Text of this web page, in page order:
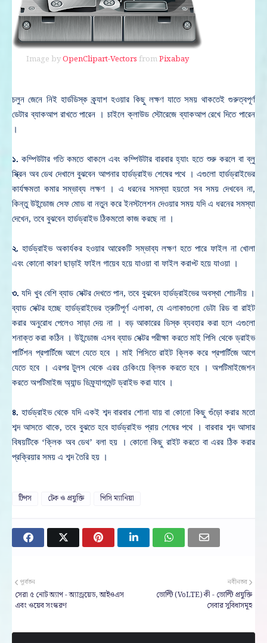
Image byOpenClipart-Vectors fromPixabay
চলুন জেনে নিই হার্ডডিস্ক ক্র্যাশ হওয়ার কিছু লক্ষণ যাতে সময় থাকতেই গুরুত্বপূর্ণ
ডেটার ব্যাকআপ রাখতে পারেন । চাইলে ক্লাউড স্টোরেজে ব্যাকআপ রেখে দিতে পারেন
।
১.কম্পিউটার গতি কমতে থাকলে এবং কম্পিউটার বারবার হ্যাং হতে শুরু করলে বা ব্লু
স্ক্রিন অব ডেথ দেখালে বুঝবেন আপনার হার্ডড্রাইভ শেষের পথে । এগুলো হার্ডড্রাইভের
কার্যক্ষমতা কমার সম্ভাব্য লক্ষণ । এ ধরনের সমস্যা হয়তো সব সময় দেখবেন না,
কিন্তু উইন্ডোজ সেফ মোড বা নতুন করে ইনস্টলেশন দেওয়ার সময় যদি এ ধরনের সমস্যা
দেখেন, তবে বুঝবেন হার্ডড্রাইভ ঠিকমতো কাজ করছে না ।
২. হার্ডড্রাইভ অকার্যকর হওয়ার আরেকটি সম্ভাব্য লক্ষণ হতে পারে ফাইল না খোলা
এবং কোনো কারণ ছাড়াই ফাইল গায়েব হয়ে যাওয়া বা ফাইল করাপ্ট হয়ে যাওয়া ।
৩. যদি খুব বেশি ব্যাড সেক্টর দেখতে পান, তবে বুঝবেন হার্ডড্রাইভের অবস্থা শোচনীয় ।
ব্যাড সেক্টর হচ্ছে হার্ডড্রাইভের ত্রুটিপূর্ণ এলাকা, যে এলাকাগুলো ডেটা রিড বা রাইট
করার অনুরোধ পেলেও সাড়া দেয় না । বড় আকারের ডিস্ক ব্যবহার করা হলে এগুলো
শনাক্ত করা কঠিন । উইন্ডোজ এসব ব্যাড সেক্টর পরীক্ষা করতে মাই পিসি থেকে ড্রাইভ
পার্টিশন প্রপার্টিজে আগে যেতে হবে । মাই পিসিতে রাইট ক্লিক করে প্রপার্টিজে আগে
যেতে হবে । এরপর টুলস থেকে এরর চেকিংয়ে ক্লিক করতে হবে । অপটিমাইজেশন
করতে অপটিমাইজ অ্যান্ড ডিফ্র্যাগমেন্ট ড্রাইভ করা যাবে ।
৪. হার্ডড্রাইভ থেকে যদি একই শব্দ বারবার শোনা যায় বা কোনো কিছু গুঁড়ো করার মতো
শব্দ আসতে থাকে, তবে বুঝতে হবে হার্ডড্রাইভ প্রায় শেষের পথে । বারবার শব্দ আসার
বিষয়টিকে ‘ক্লিক অব ডেথ’ বলা হয় । কোনো কিছু রাইট করতে বা এরর ঠিক করার
প্রক্রিয়ার সময় এ শব্দ তৈরি হয় ।
টিপস টেক ও প্রযুক্তি পিসি ম্যানিয়া
নবীনতর
ভোল্টি (VoLTE) কী - ভোল্টি প্রযুক্তি
সেবার সুবিধাসমূহ
পূর্বতন
সেরা ৫ নোট অ্যাপ - অ্যান্ড্রয়েড, আইওএস
এবং ওয়েব সংস্করণ